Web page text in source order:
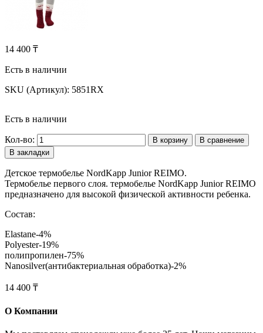
14 400 ₸
Есть в наличии
SKU (Артикул): 5851RX
Есть в наличии
Кол-во: В корзину
В сравнение
В закладки
Детское термобелье NordKapp Junior REIMO.
Термобелье первого слоя. термобелье NordKapp Junior REIMO
предназначено для высокой физической активности ребенка.
Состав:
Elastane-4%
Polyester-19%
полипропилен-75%
Nanosilver(антибактериальная обработка)-2%
14 400 ₸
О Компании